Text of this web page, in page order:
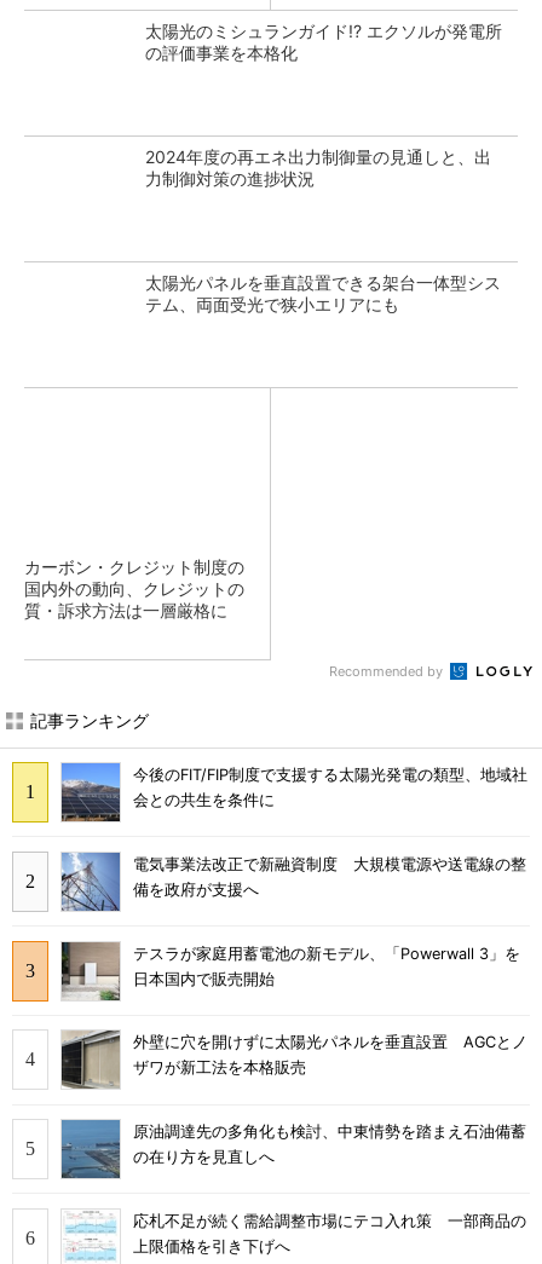
太陽光のミシュランガイド!? エクソルが発電所
の評価事業を本格化
2024年度の再エネ出力制御量の見通しと、出
力制御対策の進捗状況
太陽光パネルを垂直設置できる架台一体型シス
テム、両面受光で狭小エリアにも
カーボン・クレジット制度の
国内外の動向、クレジットの
質・訴求方法は一層厳格に
Recommended by
記事ランキング
今後のFIT/FIP制度で支援する太陽光発電の類型、地域社
会との共生を条件に
電気事業法改正で新融資制度 大規模電源や送電線の整
備を政府が支援へ
テスラが家庭用蓄電池の新モデル、「Powerwall 3」を
日本国内で販売開始
外壁に穴を開けずに太陽光パネルを垂直設置 AGCとノ
ザワが新工法を本格販売
原油調達先の多角化も検討、中東情勢を踏まえ石油備蓄
の在り方を見直しへ
応札不足が続く需給調整市場にテコ入れ策 一部商品の
上限価格を引き下げへ